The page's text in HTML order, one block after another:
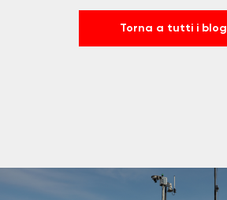
Torna a tutti i blog